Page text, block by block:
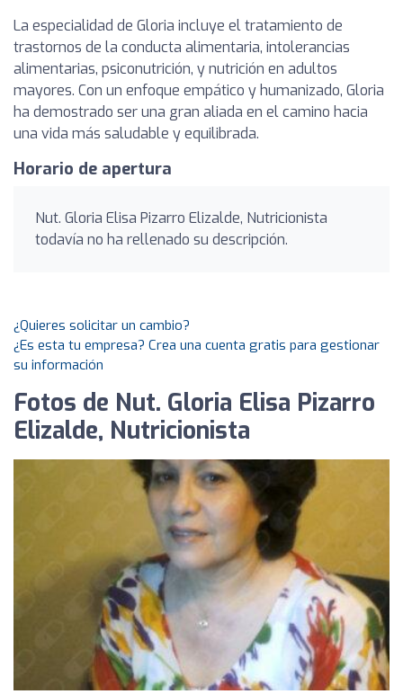
La especialidad de Gloria incluye el tratamiento de
trastornos de la conducta alimentaria, intolerancias
alimentarias, psiconutrición, y nutrición en adultos
mayores. Con un enfoque empático y humanizado, Gloria
ha demostrado ser una gran aliada en el camino hacia
una vida más saludable y equilibrada.
Horario de apertura
Nut. Gloria Elisa Pizarro Elizalde, Nutricionista
todavía no ha rellenado su descripción.
¿Quieres solicitar un cambio?
¿Es esta tu empresa? Crea una cuenta gratis para gestionar
su información
Fotos de Nut. Gloria Elisa Pizarro
Elizalde, Nutricionista